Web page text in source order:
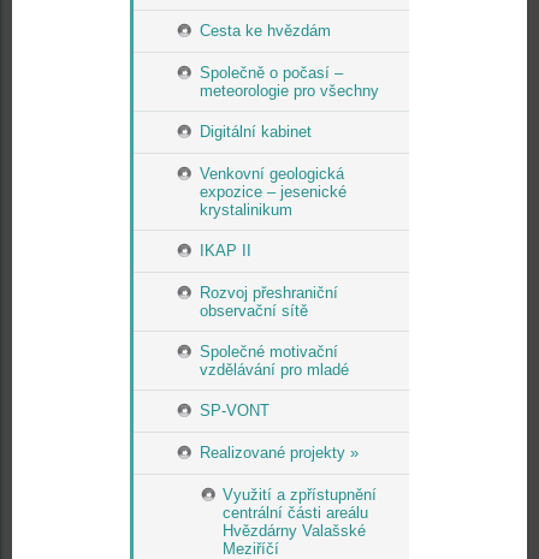
Cesta ke hvězdám
Společně o počasí –
meteorologie pro všechny
Digitální kabinet
Venkovní geologická
expozice – jesenické
krystalinikum
IKAP II
Rozvoj přeshraniční
observační sítě
Společné motivační
vzdělávání pro mladé
SP-VONT
Realizované projekty »
Využití a zpřístupnění
centrální části areálu
Hvězdárny Valašské
Meziříčí